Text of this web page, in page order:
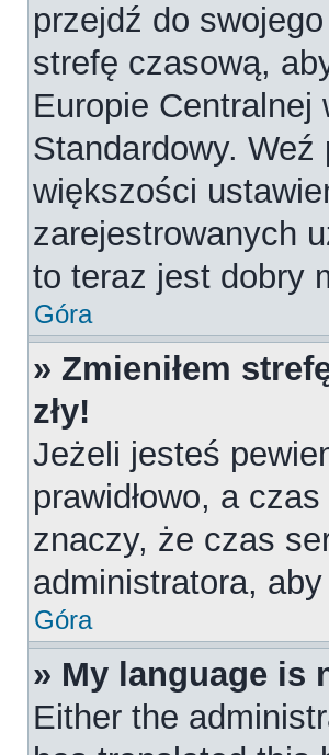
przejdź do
strefę czasową,
Europie Centralnej
Standardowy.
większości
zarejestrowanych
to teraz jest dobry
Góra
» Zmieniłem
zły!
Jeżeli jesteś
prawidłowo, a
znaczy, że czas
administratora,
Góra
» My language is
Either the